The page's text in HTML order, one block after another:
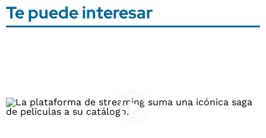
Te puede interesar